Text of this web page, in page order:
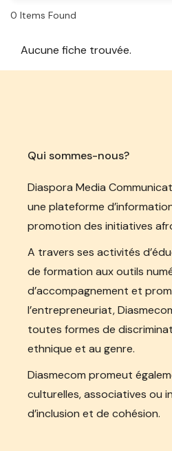
0 Items Found
Aucune fiche trouvée.
Qui sommes-nous?
Diaspora Media
une plateforme
promotion des initiatives
A travers ses activités
de formation aux outils
d’accompagnement et
l’entrepreneuriat,
toutes formes de
ethnique et au genre.
Diasmecom promeut
culturelles, associatives ou
d’inclusion et de cohésion.